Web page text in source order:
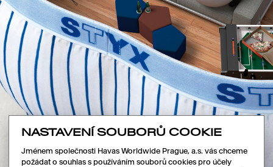
NASTAVENÍ SOUBORŮ COOKIE
Jménem společnosti Havas Worldwide Prague, a.s. vás chceme
požádat o souhlas s používáním souborů cookies pro účely